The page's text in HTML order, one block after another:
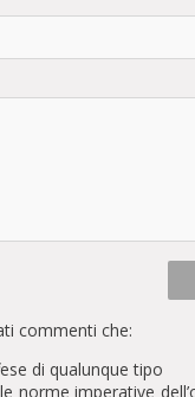
commenti che:
di qualunque tipo
norme imperative